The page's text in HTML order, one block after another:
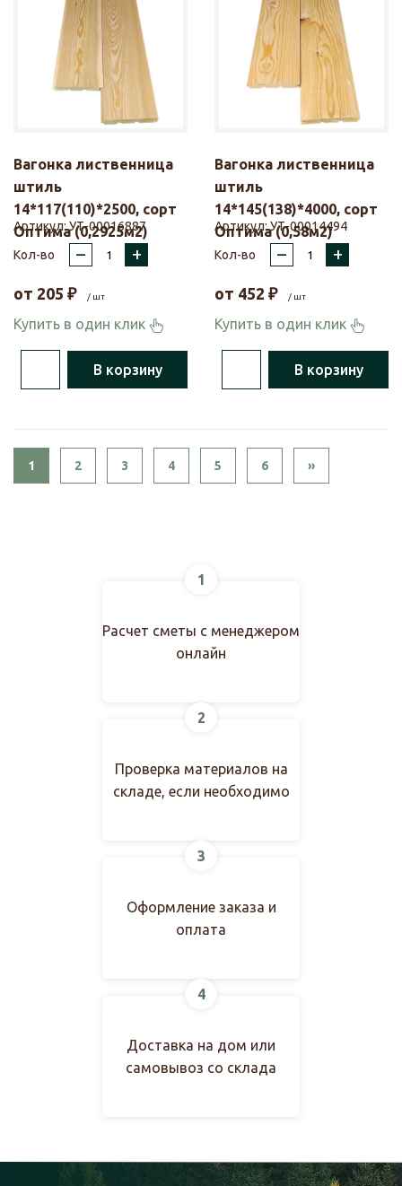
Вагонка лиственница
штиль
14*117(110)*2500, сорт
Оптима (0,2925м2)
Артикул:УТ-00016887
Кол-во
– +
от 205 ₽ / шт
Купить в один клик
В корзину
Вагонка лиственница
штиль
14*145(138)*4000, сорт
Оптима (0,58м2)
Артикул:УТ-00014494
Кол-во
– +
от 452 ₽ / шт
Купить в один клик
В корзину
1 2 3 4 5 6 »Next
1
Расчет сметы с менеджером
онлайн
2
Проверка материалов на
складе, если необходимо
3
Оформление заказа и
оплата
4
Доставка на дом или
самовывоз со склада